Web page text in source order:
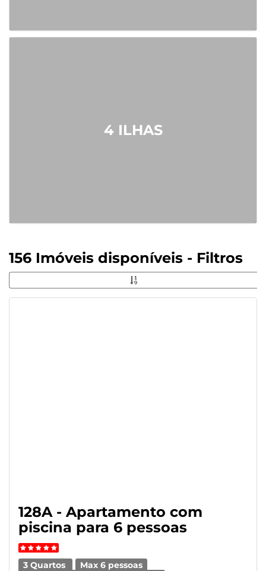
4 ILHAS
156 Imóveis disponíveis - Filtros
128A - Apartamento com
piscina para 6 pessoas
3 Quartos
Max 6 pessoas